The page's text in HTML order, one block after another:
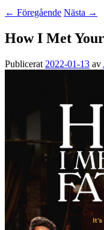
← Föregående Nästa →
How I Met
Publicerat 2022-01-13 av